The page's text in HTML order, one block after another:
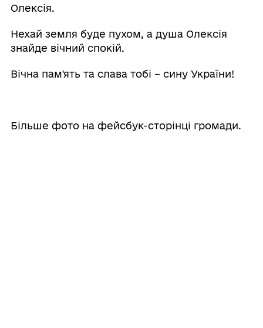
Олексія.
Нехай земля буде пухом, а душа Олексія
знайде вічний спокій.
Вічна пам'ять та слава тобі – сину України!
Більше фото на фейсбук-сторінці громади.